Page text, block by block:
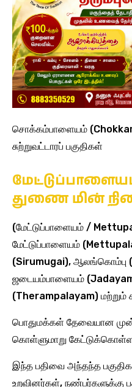
சொக்கம்பாளையம்
சுற்றுவட்டாரப் பகுதிகள்
மேட்டுப்பாளையம்
துணை மின்
(மேட்டுப்பாளையம் /
மேட்டுப்பாளையம்
(Sirumugai), ஆலங்கொம்பு
ஜடையம்பாளையம்
(Therampalayam) மற்றும்
பொதுமக்கள் தேவையான
கொள்ளுமாறு
இந்த பதிவை அந்தந்த
உறவினர்கள், நண்பர்களுக்கு